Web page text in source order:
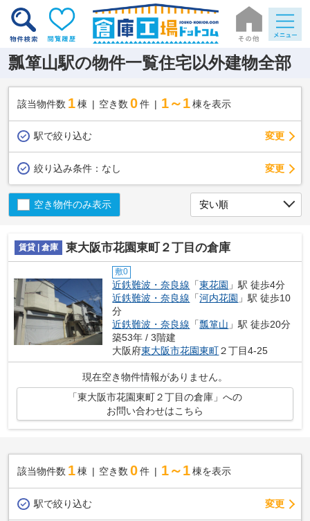
瓢箪山駅の物件一覧住宅以外建物全部
該当物件数 1棟 空き数 0 件 1～1 棟を表示
駅で絞り込む 変更
絞り込み条件： なし 変更
空き物件のみ表示
賃貸 | 倉庫 東大阪市花園東町２丁目の倉庫
敷0
近鉄難波・奈良線 「東花園 」駅 徒歩4分
近鉄難波・奈良線 「河内花園 」駅 徒歩10
分
近鉄難波・奈良線 「瓢箪山 」駅 徒歩20分
築53年 / 3階建
大阪府東大阪市花園東町２丁目4-25
現在空き物件情報がありません。
「東大阪市花園東町２丁目の倉庫」への
お問い合わせはこちら
該当物件数 1棟 空き数 0 件 1～1 棟を表示
駅で絞り込む 変更